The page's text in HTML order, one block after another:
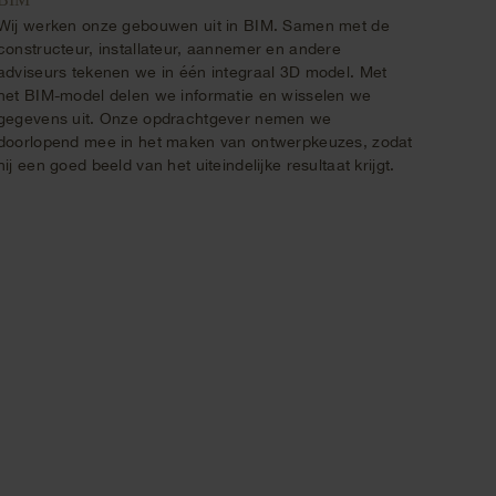
werken onze gebouwen uit in BIM. Samen met de
installateur, aannemer en andere
tekenen we in één integraal 3D model. Met
BIM-model delen we informatie en wisselen we
uit. Onze opdrachtgever nemen we
mee in het maken van ontwerpkeuzes, zodat
een goed beeld van het uiteindelijke resultaat krijgt.